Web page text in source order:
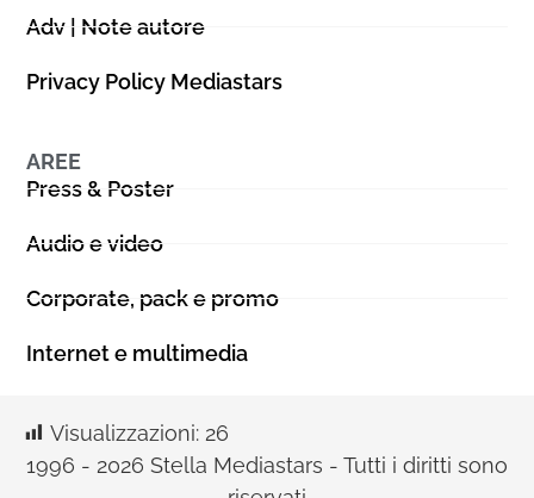
Adv | Note autore
Privacy Policy Mediastars
AREE
Press & Poster
Audio e video
Corporate, pack e promo
Internet e multimedia
Visualizzazioni: 26
1996 - 2026 Stella Mediastars - Tutti i diritti sono